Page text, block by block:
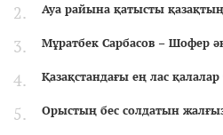
Ауа райына қатысты
Мұратбек Сарбасов – Шофер
Қазақстандағы ең лас
Орыстың бес солдатын